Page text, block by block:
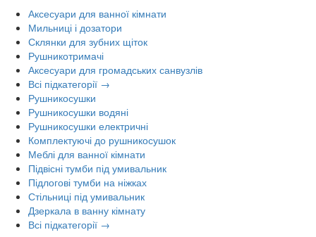
Аксесуари для ванної кімнати
Мильниці і дозатори
Склянки для зубних щіток
Рушникотримачі
Аксесуари для громадських санвузлів
Всі підкатегорії →
Рушникосушки
Рушникосушки водяні
Рушникосушки електричні
Комплектуючі до рушникосушок
Меблі для ванної кімнати
Підвісні тумби під умивальник
Підлогові тумби на ніжках
Стільниці під умивальник
Дзеркала в ванну кімнату
Всі підкатегорії →